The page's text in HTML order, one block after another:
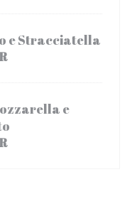
e Stracciatella
e